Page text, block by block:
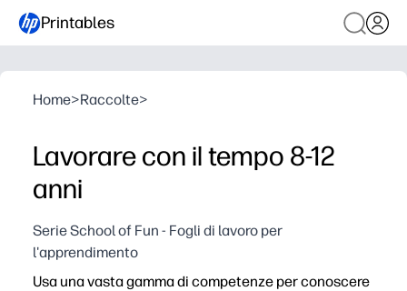
Printables
Home>Raccolte>
Lavorare con il tempo 8-12
anni
Serie School of Fun - Fogli di lavoro per
l'apprendimento
Usa una vasta gamma di competenze per conoscere